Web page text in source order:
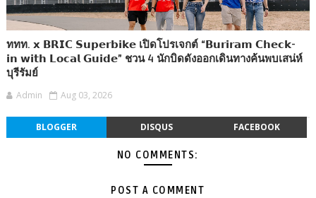
ททท. 𝘅 𝗕𝗥𝗜𝗖 𝗦𝘂𝗽𝗲𝗿𝗯𝗶𝗸𝗲 เปิดโปรเจกต์ “𝗕𝘂𝗿𝗶𝗿𝗮𝗺 𝗖𝗵𝗲𝗰𝗸-
𝗶𝗻 𝘄𝗶𝘁𝗵 𝗟𝗼𝗰𝗮𝗹 𝗚𝘂𝗶𝗱𝗲” ชวน 4 นักบิดดังออกเดินทางค้นพบเสน่ห์
บุรีรัมย์
Admin Aug 03, 2026
BLOGGER DISQUS FACEBOOK
NO COMMENTS:
POST A COMMENT